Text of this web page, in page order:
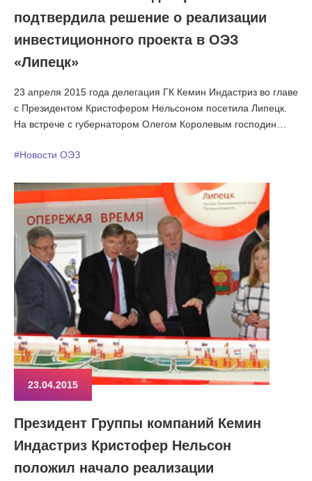
подтвердила решение о реализации
инвестиционного проекта в ОЭЗ
«Липецк»
23 апреля 2015 года делегация ГК Кемин Индастриз во главе
с Президентом Кристофером Нельсоном посетила Липецк.
На встрече с губернатором Олегом Королевым господин
инвестиционного проекта в липецкой экономзоне. Почетные
документы ООО «Кемин Индастриз (Липецк)». Затем,
делегация побывали на земельном участке будущего завода
в экономзоне и подняла флаг нового предприятия.
#Новости ОЭЗ
23.04.2015
Президент Группы компаний Кемин
Индастриз Кристофер Нельсон
положил начало реализации